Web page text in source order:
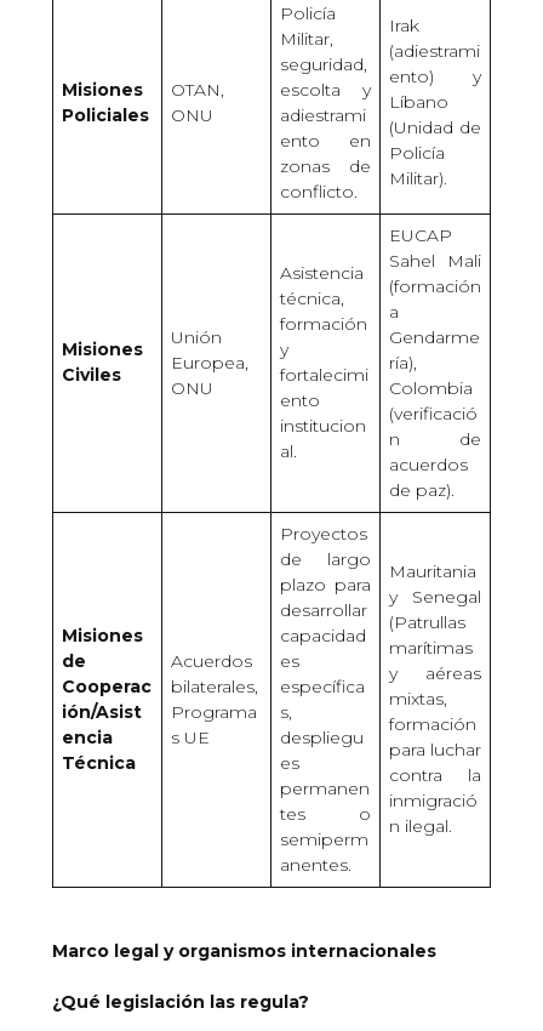
Misiones
Policiales
OTAN,
ONU
Policía
Militar,
seguridad,
escolta y
adiestrami
ento en
zonas de
conflicto.
Irak
(adiestrami
ento) y
Líbano
(Unidad de
Policía
Militar).
Misiones
Civiles
Unión
Europea,
ONU
Asistencia
técnica,
formación
y
fortalecimi
ento
institucion
al.
EUCAP
Sahel Mali
(formación
a
Gendarme
ría),
Colombia
(verificació
n de
acuerdos
de paz).
Misiones
de
Cooperac
ión/Asist
encia
Técnica
Acuerdos
bilaterales,
Programa
s UE
Proyectos
de largo
plazo para
desarrollar
capacidad
es
específica
s,
despliegu
es
permanen
tes o
semiperm
anentes.
Mauritania
y Senegal
(Patrullas
marítimas
y aéreas
mixtas,
formación
para luchar
contra la
inmigració
n ilegal.
Marco legal y organismos internacionales
¿Qué legislación las regula?